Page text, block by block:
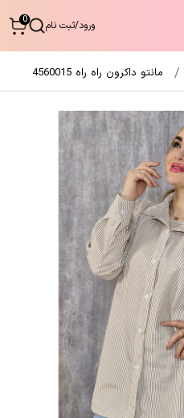
ورود/ثبت نام 0
مانتو داکرون راه راه 4560015